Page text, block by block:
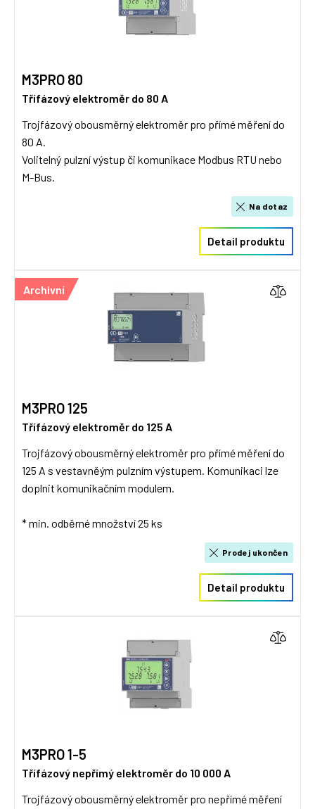
M3PRO 80
Třífázový elektroměr do 80 A
Trojfázový obousměrný elektroměr pro přímé měření do
80 A.
Volitelný pulzní výstup či komunikace Modbus RTU nebo
M-Bus.
Na dotaz
Detail produktu
M3PRO 125
Třífázový elektroměr do 125 A
Trojfázový obousměrný elektroměr pro přímé měření do
125 A s vestavněým pulzním výstupem. Komunikaci lze
doplnit komunikačním modulem.
* min. odběrné množství 25 ks
Archivní
Prodej ukončen
Detail produktu
M3PRO 1-5
Třífázový nepřímý elektroměr do 10 000 A
Trojfázový obousměrný elektroměr pro nepřímé měření